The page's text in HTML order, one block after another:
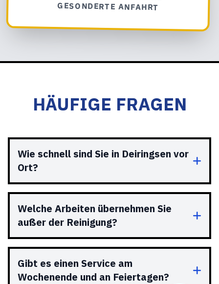
GESONDERTE ANFAHRT
HÄUFIGE FRAGEN
Wie schnell sind Sie in Deiringsen vor
Ort?
Welche Arbeiten übernehmen Sie
außer der Reinigung?
Gibt es einen Service am
Wochenende und an Feiertagen?